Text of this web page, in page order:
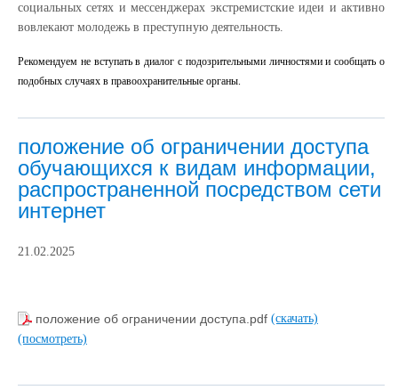
социальных сетях и мессенджерах экстремистские идеи и активно
вовлекают молодежь в преступную деятельность.
Рекомендуем не вступать в диалог с подозрительными личностями и сообщать о
подобных случаях в правоохранительные органы.
положение об ограничении доступа
обучающихся к видам информации,
распространенной посредством сети
интернет
21.02.2025
положение об ограничении доступа.pdf (скачать)
(посмотреть)